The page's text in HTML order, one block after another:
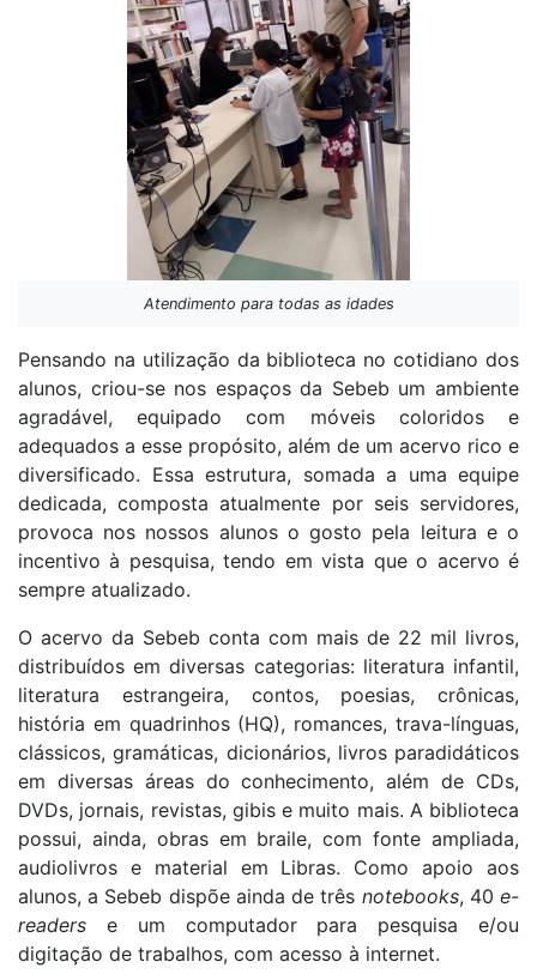
Atendimento para todas as idades
Pensando na utilização da biblioteca no cotidiano dos
alunos, criou-se nos espaços da Sebeb um ambiente
agradável, equipado com móveis coloridos e
adequados a esse propósito, além de um acervo rico e
diversificado. Essa estrutura, somada a uma equipe
dedicada, composta atualmente por seis servidores,
provoca nos nossos alunos o gosto pela leitura e o
incentivo à pesquisa, tendo em vista que o acervo é
sempre atualizado.
O acervo da Sebeb conta com mais de 22 mil livros,
distribuídos em diversas categorias: literatura infantil,
literatura estrangeira, contos, poesias, crônicas,
história em quadrinhos (HQ), romances, trava-línguas,
clássicos, gramáticas, dicionários, livros paradidáticos
em diversas áreas do conhecimento, além de CDs,
DVDs, jornais, revistas, gibis e muito mais. A biblioteca
possui, ainda, obras em braile, com fonte ampliada,
audiolivros e material em Libras. Como apoio aos
alunos, a Sebeb dispõe ainda de três notebooks, 40e-
readers e um computador para pesquisa e/ou
digitação de trabalhos, com acesso à internet.